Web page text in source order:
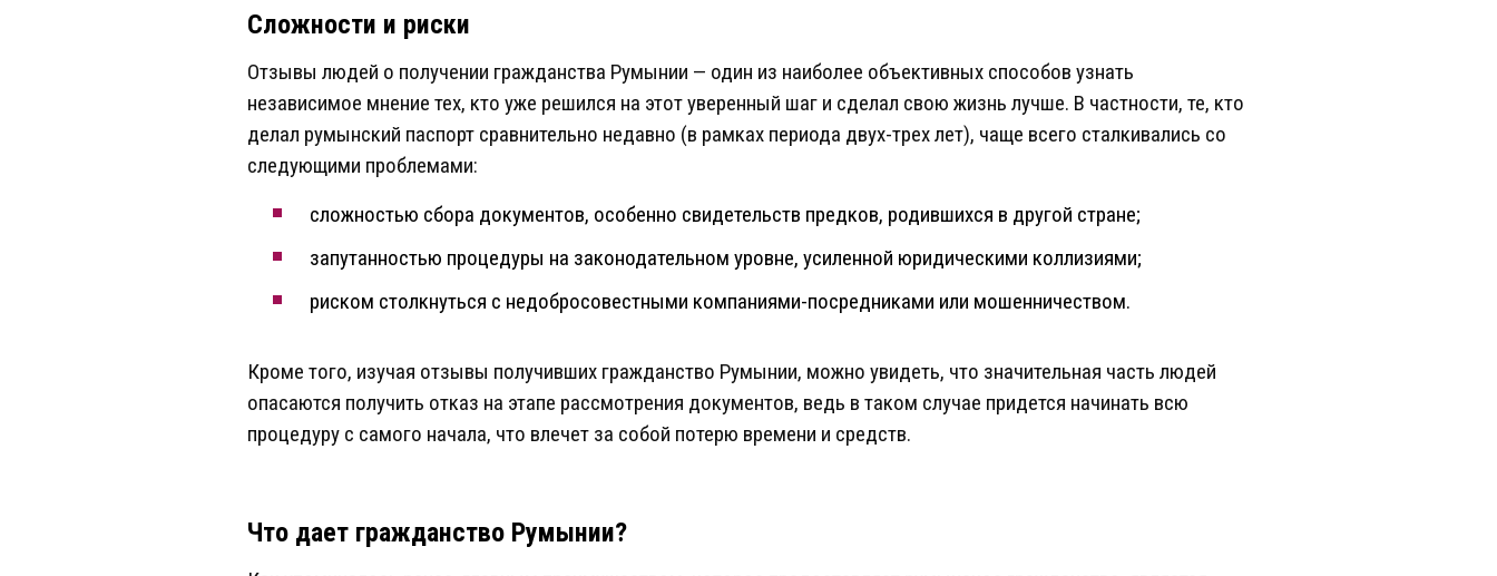
Сложности и риски
Отзывы людей о получении гражданства Румынии — один из наиболее объективных способов узнать
независимое мнение тех, кто уже решился на этот уверенный шаг и сделал свою жизнь лучше. В частности, те, кто
делал румынский паспорт сравнительно недавно (в рамках периода двух-трех лет), чаще всего сталкивались со
следующими проблемами:
сложностью сбора документов, особенно свидетельств предков, родившихся в другой стране;
запутанностью процедуры на законодательном уровне, усиленной юридическими коллизиями;
риском столкнуться с недобросовестными компаниями-посредниками или мошенничеством.
Кроме того, изучая отзывы получивших гражданство Румынии, можно увидеть, что значительная часть людей
опасаются получить отказ на этапе рассмотрения документов, ведь в таком случае придется начинать всю
процедуру с самого начала, что влечет за собой потерю времени и средств.
Что дает гражданство Румынии?